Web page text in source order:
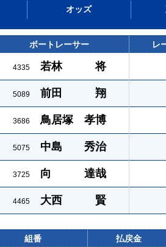
オッズ
ボートレーサー レ
4335 若林 将
5089 前田 翔
3686 鳥居塚 孝博
5075 中島 秀治
3725 向 達哉
4465 大西 賢
組番 払戻金